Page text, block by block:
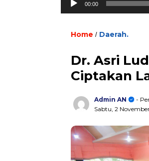
00:00
Home / Daerah.
Dr. Asri
Ciptakan
Admin AN
-
Sabtu, 2